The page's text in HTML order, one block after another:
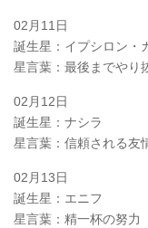
02月11日
誕生星：イプシロン・
星言葉：最後までやり
02月12日
誕生星：ナシラ
星言葉：信頼される友
02月13日
誕生星：エニフ
星言葉：精一杯の努力